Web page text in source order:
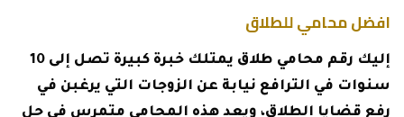
افضل محامي للطلاق
إليك رقم محامي طلاق يمتلك خبرة كبيرة تصل إلى 10
سنوات في الترافع نيابة عن الزوجات التي يرغبن في
رفع قضايا الطلاق، ويعد هذه المحامي متمرس في حل